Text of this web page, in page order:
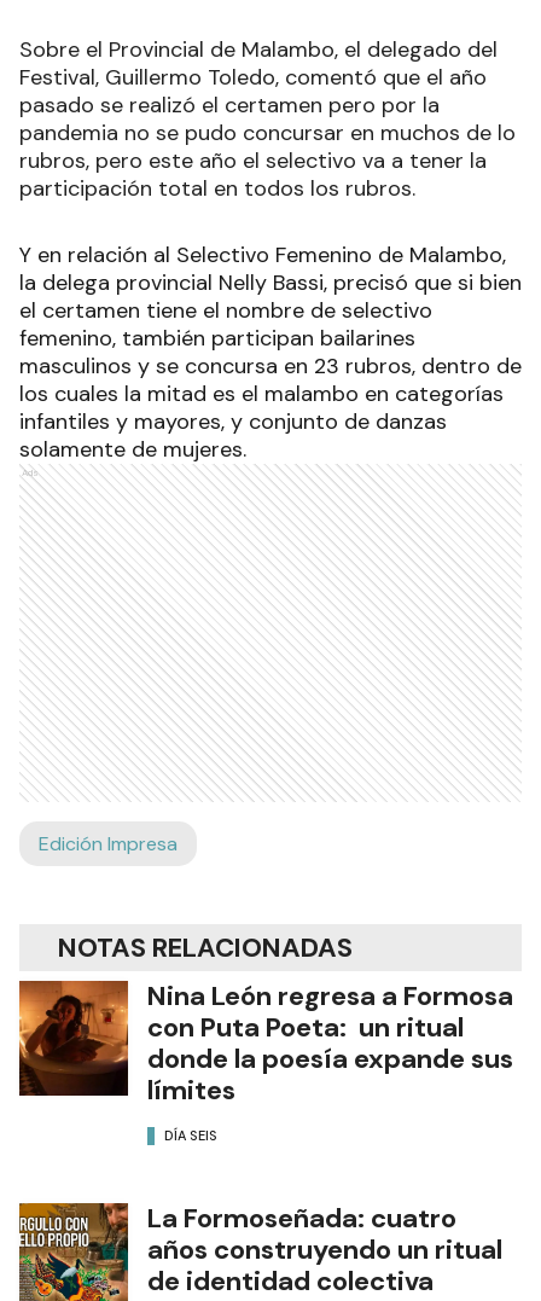
Sobre el Provincial de Malambo, el delegado del
Festival, Guillermo Toledo, comentó que el año
pasado se realizó el certamen pero por la
pandemia no se pudo concursar en muchos de lo
rubros, pero este año el selectivo va a tener la
participación total en todos los rubros.
Y en relación al Selectivo Femenino de Malambo,
la delega provincial Nelly Bassi, precisó que si bien
el certamen tiene el nombre de selectivo
femenino, también participan bailarines
masculinos y se concursa en 23 rubros, dentro de
los cuales la mitad es el malambo en categorías
infantiles y mayores, y conjunto de danzas
solamente de mujeres.
Ads
Edición Impresa
NOTAS RELACIONADAS
Nina León regresa a Formosa
con Puta Poeta: un ritual
donde la poesía expande sus
límites
DÍA SEIS
La Formoseñada: cuatro
años construyendo un ritual
de identidad colectiva